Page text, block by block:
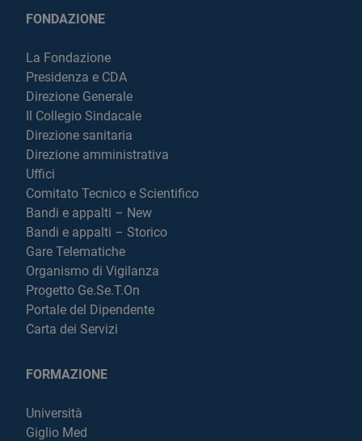
FONDAZIONE
La Fondazione
Presidenza e CDA
Direzione Generale
Il Collegio Sindacale
Direzione sanitaria
Direzione amministrativa
Uffici
Comitato Tecnico e Scientifico
Bandi e appalti – New
Bandi e appalti – Storico
Gare Telematiche
Organismo di Vigilanza
Progetto Ge.Se.T.On
Portale del Dipendente
Carta dei Servizi
FORMAZIONE
Università
Giglio Med